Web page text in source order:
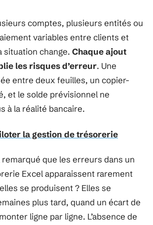
comptes, plusieurs entités ou
variables entre clients et
situation change. Chaque ajout
les risques d’erreur. Une
entre deux feuilles, un copier-
et le solde prévisionnel ne
à la réalité bancaire.
la gestion de trésorerie
remarqué que les erreurs dans un
Excel apparaissent rarement
se produisent ? Elles se
plus tard, quand un écart de
ligne par ligne. L’absence de